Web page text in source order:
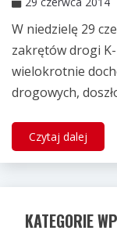
W niedzielę 29
zakrętów drogi
wielokrotnie
drogowych,
Czytaj dalej
KATEGORIE